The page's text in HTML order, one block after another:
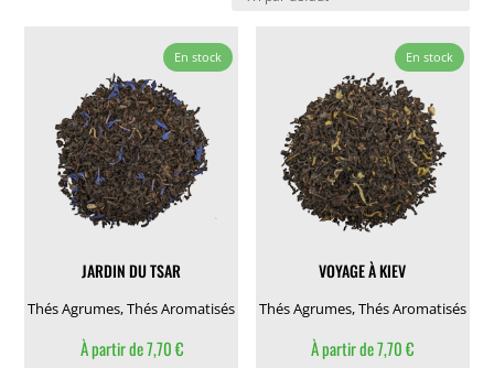
En stock
JARDIN DU TSAR
Thés Agrumes,Thés Aromatisés
À partir de7,70€
En stock
VOYAGE À KIEV
Thés Agrumes,Thés Aromatisés
À partir de7,70€